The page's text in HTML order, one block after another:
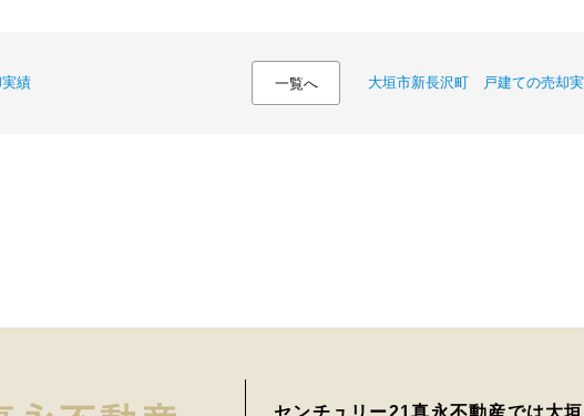
績 一覧へ 大垣市新長沢町 戸建ての売却
センチュリー21真永不動産では大